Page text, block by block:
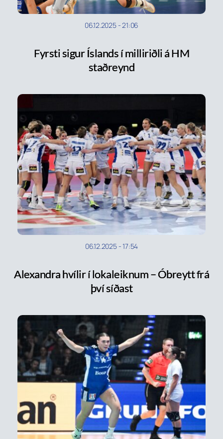
06.12.2025-21:06
Fyrsti sigur Íslands í milliriðli á HM
staðreynd
06.12.2025-17:54
Alexandra hvílir í lokaleiknum – Óbreytt frá
því síðast